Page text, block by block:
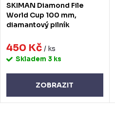
SKIMAN Diamond File
World Cup 100 mm,
diamantový pilník
450 Kč / ks
Skladem 3 ks
ZOBRAZIT